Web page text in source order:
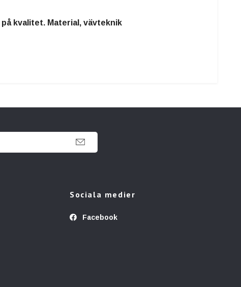
kvalitet. Material, vävteknik
Sociala medier
Facebook